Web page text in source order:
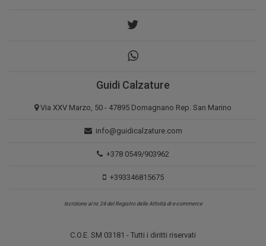
Guidi Calzature
Via XXV Marzo, 50 - 47895 Domagnano Rep. San Marino
info@guidicalzature.com
+378 0549/903962
+393346815675
Iscrizione al nr. 24 del Registro delle Attività di e-commerce
C.O.E. SM 03181 - Tutti i diritti riservati